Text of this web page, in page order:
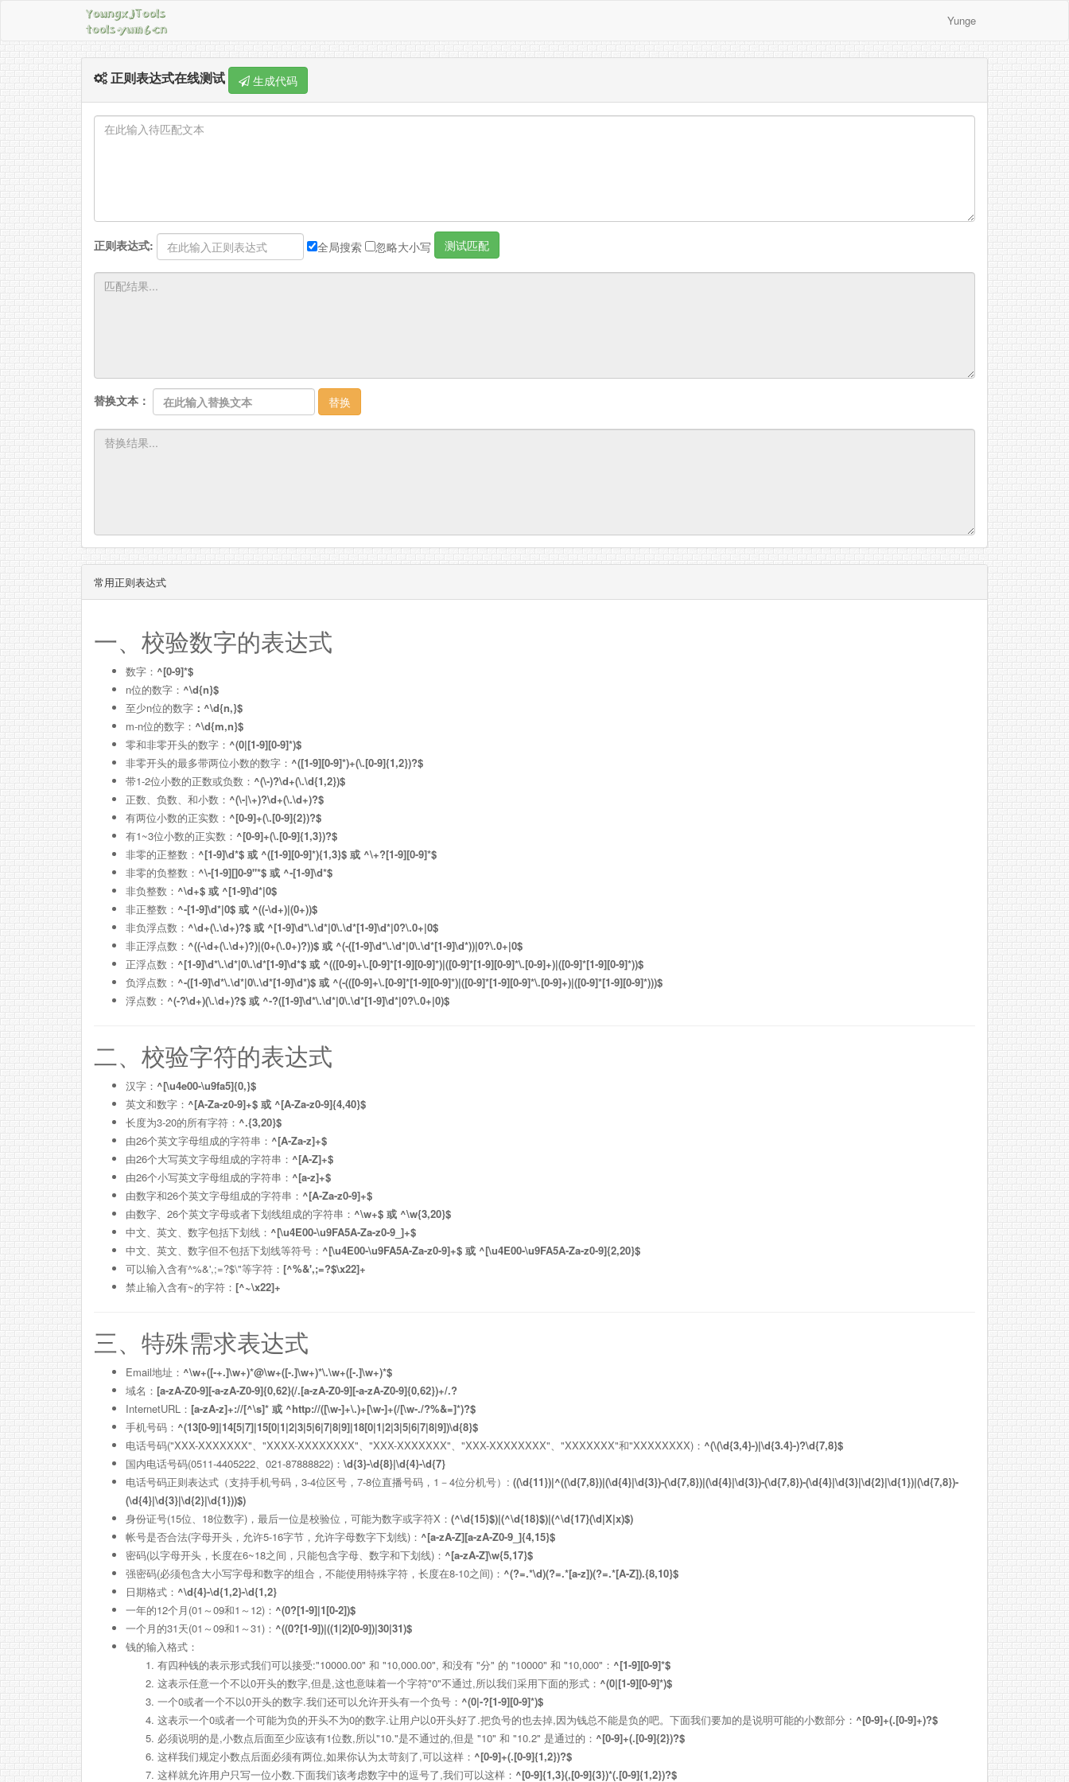
Yunge
正则表达式在线测试 生成代码
正则表达式: 全局搜索 忽略大小写 测试匹配
替换文本： 替换
常用正则表达式
一、校验数字的表达式
数字： ^[0-9]*$
n位的数字： ^\d{n}$
至少n位的数字 ：^\d{n,}$
m-n位的数字： ^\d{m,n}$
零和非零开头的数字： ^(0|[1-9][0-9]*)$
非零开头的最多带两位小数的数字： ^([1-9][0-9]*)+(\.[0-9]{1,2})?$
带1-2位小数的正数或负数： ^(\-)?\d+(\.\d{1,2})$
正数、负数、和小数： ^(\-|\+)?\d+(\.\d+)?$
有两位小数的正实数： ^[0-9]+(\.[0-9]{2})?$
有1~3位小数的正实数： ^[0-9]+(\.[0-9]{1,3})?$
非零的正整数： ^[1-9]\d*$ 或 ^([1-9][0-9]*){1,3}$ 或 ^\+?[1-9][0-9]*$
非零的负整数： ^\-[1-9][]0-9"*$ 或 ^-[1-9]\d*$
非负整数： ^\d+$ 或 ^[1-9]\d*|0$
非正整数： ^-[1-9]\d*|0$ 或 ^((-\d+)|(0+))$
非负浮点数： ^\d+(\.\d+)?$ 或 ^[1-9]\d*\.\d*|0\.\d*[1-9]\d*|0?\.0+|0$
非正浮点数： ^((-\d+(\.\d+)?)|(0+(\.0+)?))$ 或 ^(-([1-9]\d*\.\d*|0\.\d*[1-9]\d*))|0?\.0+|0$
正浮点数： ^[1-9]\d*\.\d*|0\.\d*[1-9]\d*$ 或 ^(([0-9]+\.[0-9]*[1-9][0-9]*)|([0-9]*[1-9][0-9]*\.[0-9]+)|([0-9]*[1-9][0-9]*))$
负浮点数： ^-([1-9]\d*\.\d*|0\.\d*[1-9]\d*)$ 或 ^(-(([0-9]+\.[0-9]*[1-9][0-9]*)|([0-9]*[1-9][0-9]*\.[0-9]+)|([0-9]*[1-9][0-9]*)))$
浮点数： ^(-?\d+)(\.\d+)?$ 或 ^-?([1-9]\d*\.\d*|0\.\d*[1-9]\d*|0?\.0+|0)$
二、校验字符的表达式
汉字： ^[\u4e00-\u9fa5]{0,}$
英文和数字： ^[A-Za-z0-9]+$ 或 ^[A-Za-z0-9]{4,40}$
长度为3-20的所有字符： ^.{3,20}$
由26个英文字母组成的字符串： ^[A-Za-z]+$
由26个大写英文字母组成的字符串： ^[A-Z]+$
由26个小写英文字母组成的字符串： ^[a-z]+$
由数字和26个英文字母组成的字符串： ^[A-Za-z0-9]+$
由数字、26个英文字母或者下划线组成的字符串： ^\w+$ 或 ^\w{3,20}$
中文、英文、数字包括下划线： ^[\u4E00-\u9FA5A-Za-z0-9_]+$
中文、英文、数字但不包括下划线等符号： ^[\u4E00-\u9FA5A-Za-z0-9]+$ 或 ^[\u4E00-\u9FA5A-Za-z0-9]{2,20}$
可以输入含有^%&',;=?$\"等字符： [^%&',;=?$\x22]+
禁止输入含有~的字符： [^~\x22]+
三、特殊需求表达式
Email地址： ^\w+([-+.]\w+)*@\w+([-.]\w+)*\.\w+([-.]\w+)*$
域名： [a-zA-Z0-9][-a-zA-Z0-9]{0,62}(/.[a-zA-Z0-9][-a-zA-Z0-9]{0,62})+/.?
InternetURL： [a-zA-z]+://[^\s]* 或 ^http://([\w-]+\.)+[\w-]+(/[\w-./?%&=]*)?$
手机号码： ^(13[0-9]|14[5|7]|15[0|1|2|3|5|6|7|8|9]|18[0|1|2|3|5|6|7|8|9])\d{8}$
电话号码("XXX-XXXXXXX"、"XXXX-XXXXXXXX"、"XXX-XXXXXXX"、"XXX-XXXXXXXX"、"XXXXXXX"和"XXXXXXXX)： ^(\(\d{3,4}-)|\d{3.4}-)?\d{7,8}$
国内电话号码(0511-4405222、021-87888822)：\d{3}-\d{8}|\d{4}-\d{7}
电话号码正则表达式（支持手机号码，3-4位区号，7-8位直播号码，1－4位分机号）: ((\d{11})|^((\d{7,8})|(\d{4}|\d{3})-(\d{7,8})|(\d{4}|\d{3})-(\d{7,8})-(\d{4}|\d{3}|\d{2}|\d{1})|(\d{7,8})-
(\d{4}|\d{3}|\d{2}|\d{1}))$)
身份证号(15位、18位数字)，最后一位是校验位，可能为数字或字符X： (^\d{15}$)|(^\d{18}$)|(^\d{17}(\d|X|x)$)
帐号是否合法(字母开头，允许5-16字节，允许字母数字下划线)： ^[a-zA-Z][a-zA-Z0-9_]{4,15}$
密码(以字母开头，长度在6~18之间，只能包含字母、数字和下划线)： ^[a-zA-Z]\w{5,17}$
强密码(必须包含大小写字母和数字的组合，不能使用特殊字符，长度在8-10之间)： ^(?=.*\d)(?=.*[a-z])(?=.*[A-Z]).{8,10}$
日期格式： ^\d{4}-\d{1,2}-\d{1,2}
一年的12个月(01～09和1～12)： ^(0?[1-9]|1[0-2])$
一个月的31天(01～09和1～31)： ^((0?[1-9])|((1|2)[0-9])|30|31)$
钱的输入格式：
有四种钱的表示形式我们可以接受:"10000.00" 和 "10,000.00", 和没有 "分" 的 "10000" 和 "10,000"： ^[1-9][0-9]*$
这表示任意一个不以0开头的数字,但是,这也意味着一个字符"0"不通过,所以我们采用下面的形式： ^(0|[1-9][0-9]*)$
一个0或者一个不以0开头的数字.我们还可以允许开头有一个负号： ^(0|-?[1-9][0-9]*)$
这表示一个0或者一个可能为负的开头不为0的数字.让用户以0开头好了.把负号的也去掉,因为钱总不能是负的吧。下面我们要加的是说明可能的小数部分： ^[0-9]+(.[0-9]+)?$
必须说明的是,小数点后面至少应该有1位数,所以"10."是不通过的,但是 "10" 和 "10.2" 是通过的： ^[0-9]+(.[0-9]{2})?$
这样我们规定小数点后面必须有两位,如果你认为太苛刻了,可以这样： ^[0-9]+(.[0-9]{1,2})?$
这样就允许用户只写一位小数.下面我们该考虑数字中的逗号了,我们可以这样： ^[0-9]{1,3}(,[0-9]{3})*(.[0-9]{1,2})?$